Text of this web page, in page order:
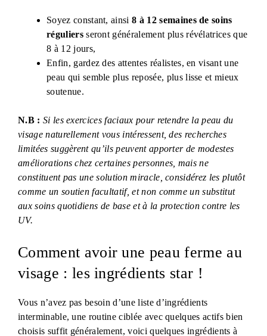
Soyez constant, ainsi 8 à 12 semaines de soins
réguliersseront généralement plus révélatrices que
8 à 12 jours,
Enfin, gardez des attentes réalistes, en visant une
peau qui semble plus reposée, plus lisse et mieux
soutenue.
N.B : Si les exercices faciaux pour retendre la peau du
visage naturellement vous intéressent, des recherches
limitées suggèrent qu’ils peuvent apporter de modestes
améliorations chez certaines personnes, mais ne
constituent pas une solution miracle, considérez les plutôt
comme un soutien facultatif, et non comme un substitut
aux soins quotidiens de base et à la protection contre les
UV.
Comment avoir une peau ferme au
visage : les ingrédients star !
Vous n’avez pas besoin d’une liste d’ingrédients
interminable, une routine ciblée avec quelques actifs bien
choisis suffit généralement, voici quelques ingrédients à